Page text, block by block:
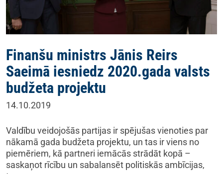
Finanšu ministrs Jānis Reirs
Saeimā iesniedz 2020.gada valsts
budžeta projektu
14.10.2019
Valdību veidojošās partijas ir spējušas vienoties par
nākamā gada budžeta projektu, un tas ir viens no
piemēriem, kā partneri iemācās strādāt kopā –
saskaņot rīcību un sabalansēt politiskās ambīcijas,